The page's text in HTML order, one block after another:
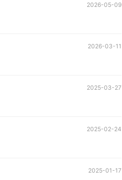
2026-05-09
2026-03-11
2025-03-27
2025-02-24
2025-01-17